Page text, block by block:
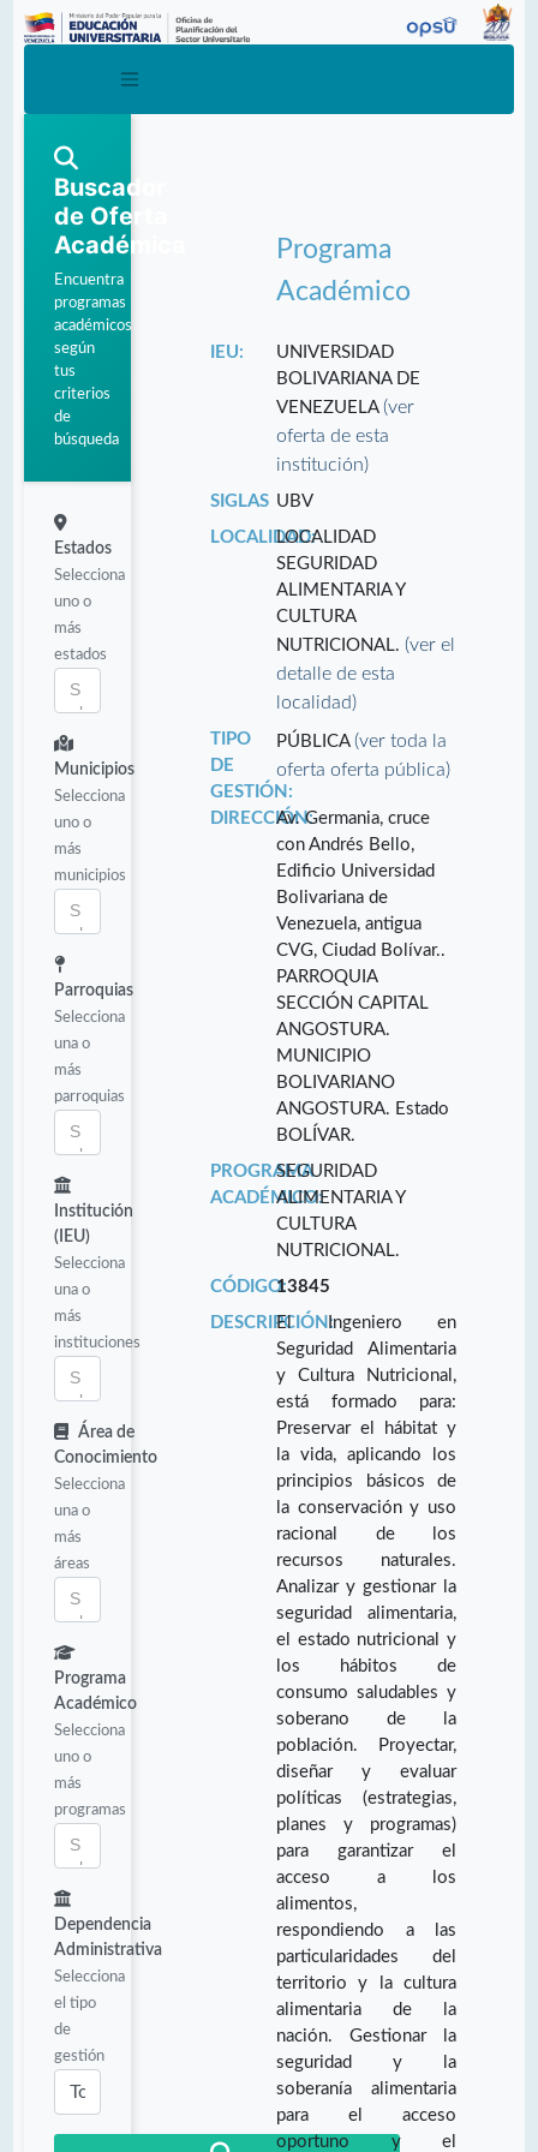
Buscador
de Oferta
Académica
Encuentra
programas
académicos
según
tus
criterios
de
búsqueda
Estados
Selecciona
uno o
más
estados
Municipios
Selecciona
uno o
más
municipios
Parroquias
Selecciona
una o
más
parroquias
Institución
(IEU)
Selecciona
una o
más
instituciones
Área de
Conocimiento
Selecciona
una o
más
áreas
Programa
Académico
Selecciona
uno o
más
programas
Dependencia
Administrativa
Selecciona
el tipo
de
gestión
Programa
Académico
IEU:
UNIVERSIDAD
BOLIVARIANA DE
VENEZUELA(ver
oferta de esta
institución)
SIGLAS UBV
LOCALIDAD:LOCALIDAD
SEGURIDAD
ALIMENTARIA Y
CULTURA
NUTRICIONAL.(ver el
detalle de esta
localidad)
TIPO
DE
GESTIÓN:
PÚBLICA(ver toda la
oferta oferta pública)
DIRECCIÓN:Av. Germania, cruce
con Andrés Bello,
Edificio Universidad
Bolivariana de
Venezuela, antigua
CVG, Ciudad Bolívar..
PARROQUIA
SECCIÓN CAPITAL
ANGOSTURA.
MUNICIPIO
BOLIVARIANO
ANGOSTURA. Estado
BOLÍVAR.
PROGRAMA
ACADÉMICO:
SEGURIDAD
ALIMENTARIA Y
CULTURA
NUTRICIONAL.
CÓDIGO:13845
DESCRIPCIÓN:El Ingeniero en
Seguridad Alimentaria
y Cultura Nutricional,
está formado para:
Preservar el hábitat y
la vida, aplicando los
principios básicos de
la conservación y uso
racional de los
recursos naturales.
Analizar y gestionar la
seguridad alimentaria,
el estado nutricional y
los hábitos de
consumo saludables y
soberano de la
población. Proyectar,
diseñar y evaluar
políticas (estrategias,
planes y programas)
para garantizar el
acceso a los
alimentos,
respondiendo a las
particularidades del
territorio y la cultura
alimentaria de la
nación. Gestionar la
seguridad y la
soberanía alimentaria
para el acceso
oportuno y el